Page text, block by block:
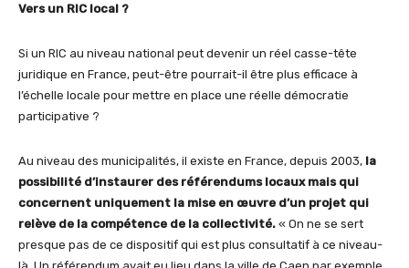
Vers un RIC local ?
Si un RIC au niveau national peut devenir un réel casse-tête
juridique en France, peut-être pourrait-il être plus efficace à
l’échelle locale pour mettre en place une réelle démocratie
participative ?
Au niveau des municipalités, il existe en France, depuis 2003, la
possibilité d’instaurer des référendums locaux mais qui
concernent uniquement la mise en œuvre d’un projet qui
relève de la compétence de la collectivité. « On ne se sert
presque pas de ce dispositif qui est plus consultatif à ce niveau-